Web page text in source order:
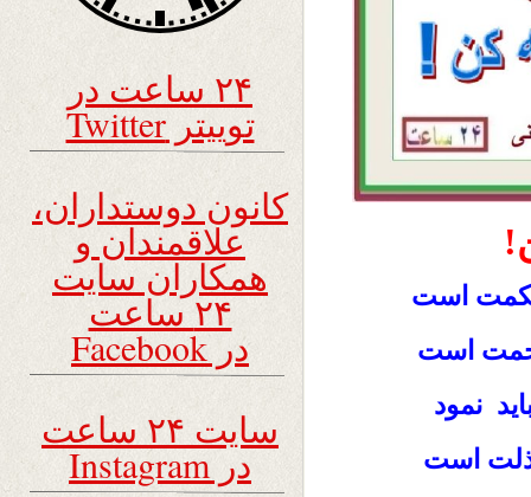
است
است
نمود
است
۲۴ ساعت در
توییتر Twitter
کانون دوستداران،
علاقمندان و
همکاران سایت
۲۴ ساعت
در Facebook
سایت ۲۴ ساعت
در Instagram